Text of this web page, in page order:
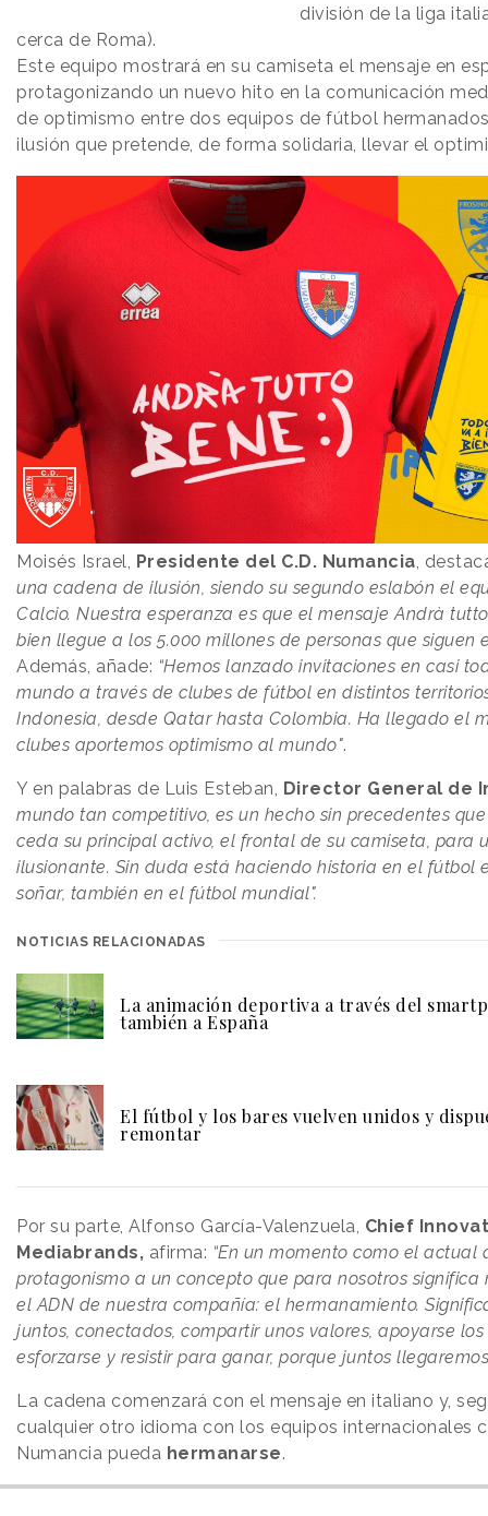
división de la liga
cerca de Roma).
Este equipo mostrará en su camiseta el mensaje en
protagonizando un nuevo hito en la comunicación
de optimismo entre dos equipos de fútbol
ilusión que pretende, de forma solidaria, llevar el
Moisés Israel, Presidente del C.D. Numancia,
una cadena de ilusión, siendo su segundo eslabón el
Calcio. Nuestra esperanza es que el mensaje Andrà
bien llegue a los 5.000 millones de personas que siguen
Además, añade: “Hemos lanzado invitaciones en casi
mundo a través de clubes de fútbol en distintos
Indonesia, desde Qatar hasta Colombia. Ha llegado el
clubes aportemos optimismo al mundo".
Y en palabras de Luis Esteban, Director General de
mundo tan competitivo, es un hecho sin precedentes
ceda su principal activo, el frontal de su camiseta, para
ilusionante. Sin duda está haciendo historia en el fútbol
soñar, también en el fútbol mundial".
NOTICIAS RELACIONADAS
La animación deportiva a través del
también a España
El fútbol y los bares vuelven unidos y
remontar
Por su parte, Alfonso García-Valenzuela, Chief
Mediabrands, afirma: “En un momento como el actual
protagonismo a un concepto que para nosotros significa
el ADN de nuestra compañía: el hermanamiento.
juntos, conectados, compartir unos valores, apoyarse
esforzarse y resistir para ganar, porque juntos
La cadena comenzará con el mensaje en italiano y,
cualquier otro idioma con los equipos internacionales
Numancia pueda hermanarse.